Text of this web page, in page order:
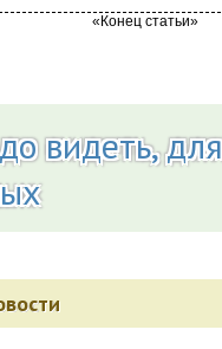
видеть,